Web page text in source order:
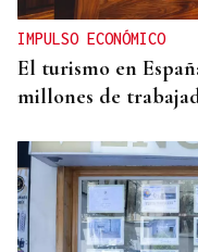
IMPULSO ECONÓMICO
El turismo en
millones de